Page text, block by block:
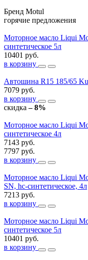
Бренд Motul
горячие предложения
Моторное масло Liqui
синтетическое 5л
10401 руб.
в корзину
Автошина R15 185/65
7079 руб.
в корзину
скидка– 8%
Моторное масло Liqui
синтетическое 4л
7143 руб.
7797 руб.
в корзину
Моторное масло Liqui
SN, hc-синтетическое, 4л
7213 руб.
в корзину
Моторное масло Liqui
синтетическое 5л
10401 руб.
в корзину